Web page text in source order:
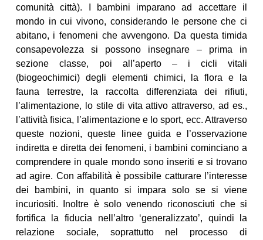
comunità città). I bambini imparano ad accettare il
mondo in cui vivono, considerando le persone che ci
abitano, i fenomeni che avvengono. Da questa timida
consapevolezza si possono insegnare – prima in
sezione classe, poi all’aperto – i cicli vitali
(biogeochimici) degli elementi chimici, la flora e la
fauna terrestre, la raccolta differenziata dei rifiuti,
l’alimentazione, lo stile di vita attivo attraverso, ad es.,
l’attività fisica, l’alimentazione e lo sport, ecc. Attraverso
queste nozioni, queste linee guida e l’osservazione
indiretta e diretta dei fenomeni, i bambini cominciano a
comprendere in quale mondo sono inseriti e si trovano
ad agire. Con affabilità è possibile catturare l’interesse
dei bambini, in quanto si impara solo se si viene
incuriositi. Inoltre è solo venendo riconosciuti che si
fortifica la fiducia nell’altro ‘generalizzato’, quindi la
relazione sociale, soprattutto nel processo di